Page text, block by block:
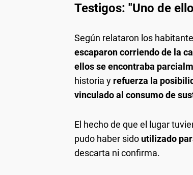
Testigos: "Uno de
Según relataron los
escaparon corriendo de la
ellos se encontraba
historia y refuerza la
vinculado al consumo de
El hecho de que el lugar
pudo haber sido utilizado
descarta ni confirma.